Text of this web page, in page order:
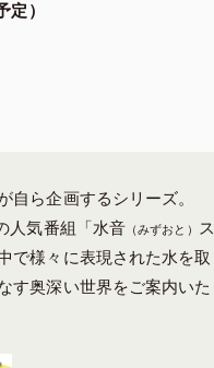
）
ら企画するシリーズ。
人気番組「水音 （みずおと）
ス
で様々に表現された水を取
す奥深い世界をご案内いた